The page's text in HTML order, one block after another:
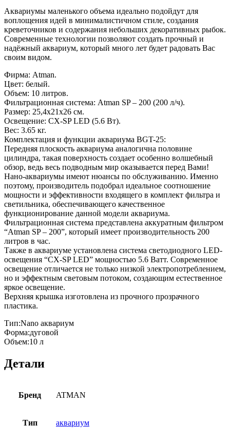
Аквариумы маленького объема идеально подойдут для
воплощения идей в минималистичном стиле, создания
креветочников и содержания небольших декоративных рыбок.
Современные технологии позволяют создать прочный и
надёжный аквариум, который много лет будет радовать Вас
своим видом.
Фирма: Atman.
Цвет: белый.
Объем: 10 литров.
Фильтрационная система: Atman SP – 200 (200 л/ч).
Размер: 25,4х21х26 см.
Освещение: CX-SP LED (5.6 Вт).
Вес: 3.65 кг.
Комплектация и функции аквариума BGT-25:
Передняя плоскость аквариума аналогична половине
цилиндра, такая поверхность создает особенно волшебный
обзор, ведь весь подводным мир оказывается перед Вами!
Нано-аквариумы имеют нюансы по обслуживанию. Именно
поэтому, производитель подобрал идеальное соотношение
мощности и эффективности входящего в комплект фильтра и
светильника, обеспечивающего качественное
функционирование данной модели аквариума.
Фильтрационная система представлена аккуратным фильтром
“Atman SP – 200”, который имеет производительность 200
литров в час.
Также в аквариуме установлена система светодиодного LED-
освещения “CX-SP LED” мощностью 5.6 Ватт. Современное
освещение отличается не только низкой электропотреблением,
но и эффектным световым потоком, создающим естественное
яркое освещение.
Верхняя крышка изготовлена из прочного прозрачного
пластика.
Тип:Nano аквариум
Форма:дуговой
Объем:10 л
Детали
Бренд ATMAN
Тип аквариум